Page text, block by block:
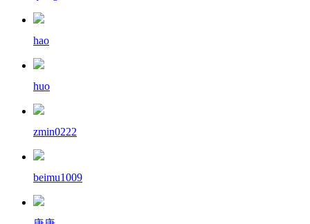
hao
huo
zmin0222
beimu1009